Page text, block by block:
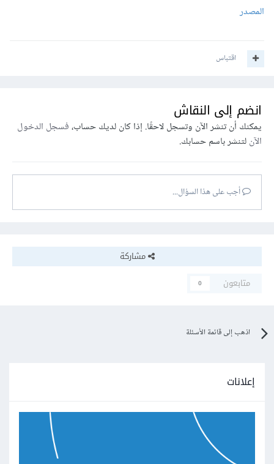
المصدر
اقتباس
انضم إلى النقاش
يمكنك أن تنشر الآن وتسجل لاحقًا. إذا كان لديك حساب،فسجل الدخول
الآنلتنشر باسم حسابك.
أجب على هذا السؤال...
مشاركة
متابعون
0
اذهب إلى قائمة الأسئلة
إعلانات